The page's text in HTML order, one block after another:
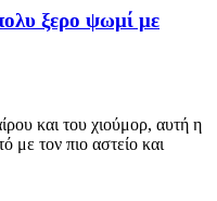
ξερο ψωμί με
και του χιούμορ, αυτή η
με τον πιο αστείο και